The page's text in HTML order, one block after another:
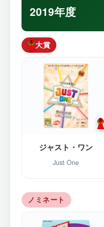
2019年度
大賞
ジャスト・ワン
Just One
ノミネート